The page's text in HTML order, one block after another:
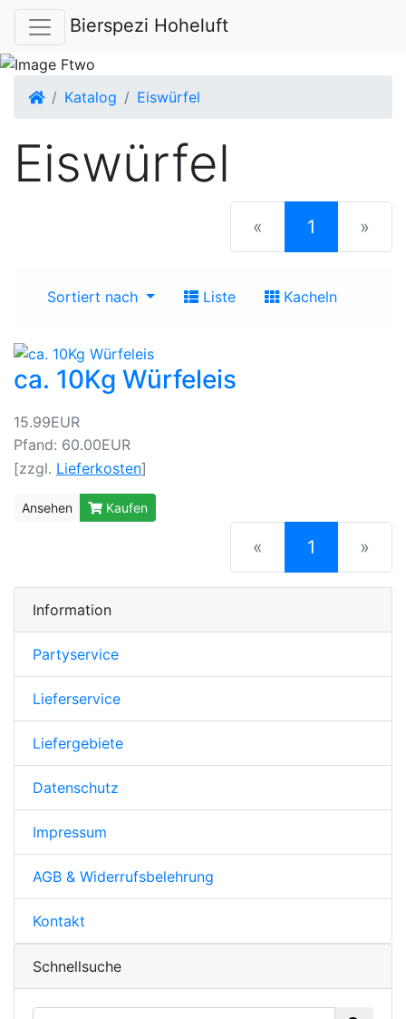
Bierspezi Hoheluft
Startseite
Katalog Eiswürfel
Eiswürfel
« 1 (current)
»
Sortiert nach Liste Kacheln
ca. 10Kg Würfeleis
15.99EUR
Pfand: 60.00EUR
[zzgl. Lieferkosten]
Ansehen Kaufen
« 1 (current)
»
Information
Partyservice
Lieferservice
Liefergebiete
Datenschutz
Impressum
AGB & Widerrufsbelehrung
Kontakt
Schnellsuche